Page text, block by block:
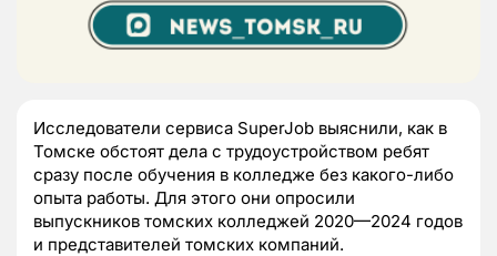
Исследователи сервиса SuperJob выяснили, как в
Томске обстоят дела с трудоустройством ребят
сразу после обучения в колледже без какого-либо
опыта работы. Для этого они опросили
выпускников томских колледжей 2020—2024 годов
и представителей томских компаний.